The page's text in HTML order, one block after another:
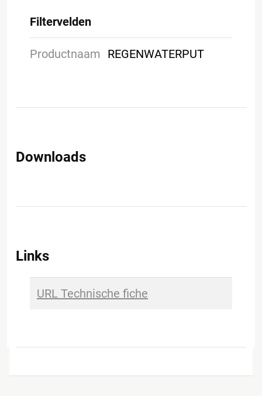
Filtervelden
Productnaam REGENWATERPUT
Downloads
Links
URL Technische fiche